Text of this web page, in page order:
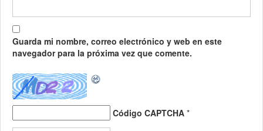
Guarda mi nombre, correo electrónico y web en este
navegador para la próxima vez que comente.
Código CAPTCHA *